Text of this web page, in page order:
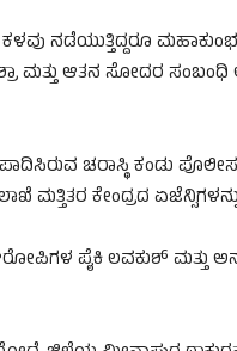
ನಡೆಯುತ್ತಿದ್ದರೂ
ಆತನ ಸೋದರ ಸಂಬಂಧಿ
ಚರಾಸ್ಥಿ ಕಂಡು
ಮತ್ತಿತರ ಕೇಂದ್ರದ
ಪೈಕಿ ಲವಕುಶ್ ಮತ್ತು